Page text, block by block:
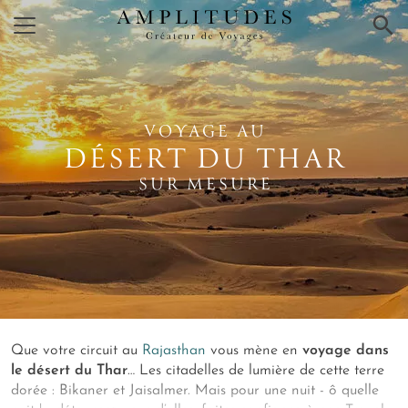
×
VOYAGE AU
DÉSERT DU THAR
SUR MESURE
Que votre circuit au Rajasthan vous mène en voyage dans
le désert du Thar… Les citadelles de lumière de cette terre
dorée : Bikaner et Jaisalmer. Mais pour une nuit - ô quelle